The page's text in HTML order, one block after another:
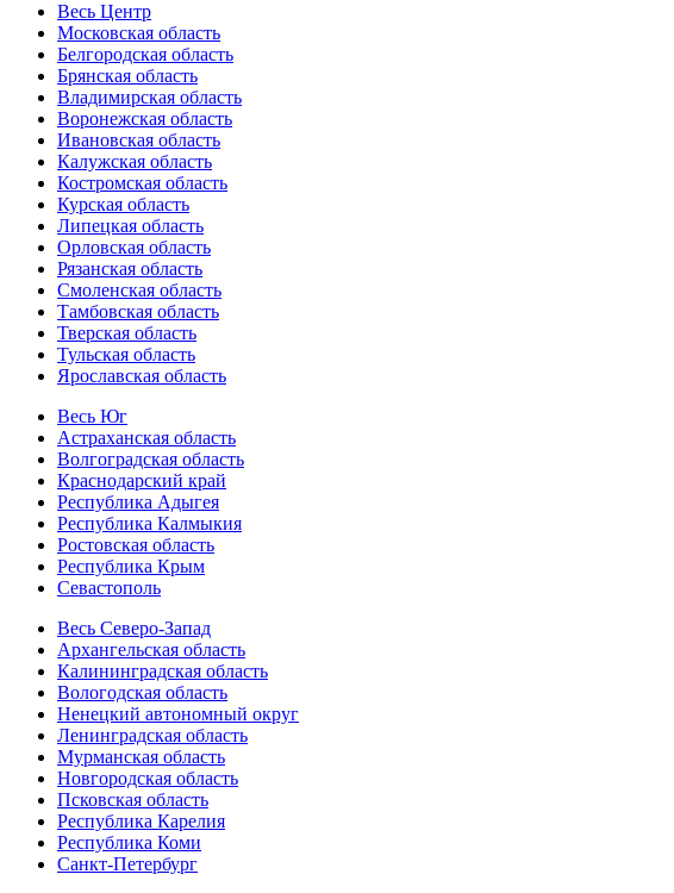
Весь Центр
Московская область
Белгородская область
Брянская область
Владимирская область
Воронежская область
Ивановская область
Калужская область
Костромская область
Курская область
Липецкая область
Орловская область
Рязанская область
Смоленская область
Тамбовская область
Тверская область
Тульская область
Ярославская область
Весь Юг
Астраханская область
Волгоградская область
Краснодарский край
Республика Адыгея
Республика Калмыкия
Ростовская область
Республика Крым
Севастополь
Весь Северо-Запад
Архангельская область
Калининградская область
Вологодская область
Ненецкий автономный округ
Ленинградская область
Мурманская область
Новгородская область
Псковская область
Республика Карелия
Республика Коми
Санкт-Петербург